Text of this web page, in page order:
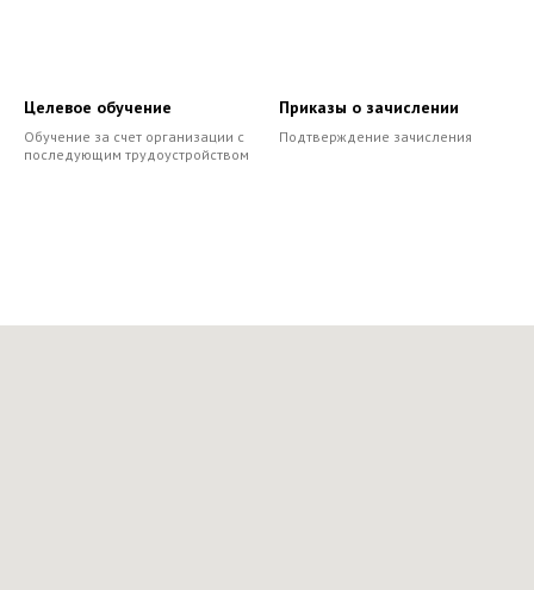
Целевое обучение
Обучение за счет организации с
последующим трудоустройством
Приказы о зачислении
Подтверждение зачисления